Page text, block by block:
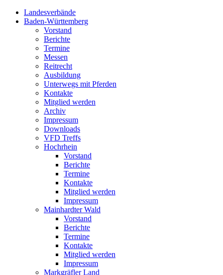
Landesverbände
Baden-Württemberg
Vorstand
Berichte
Termine
Messen
Reitrecht
Ausbildung
Unterwegs mit Pferden
Kontakte
Mitglied werden
Archiv
Impressum
Downloads
VFD Treffs
Hochrhein
Vorstand
Berichte
Termine
Kontakte
Mitglied werden
Impressum
Mainhardter Wald
Vorstand
Berichte
Termine
Kontakte
Mitglied werden
Impressum
Markgräfler Land